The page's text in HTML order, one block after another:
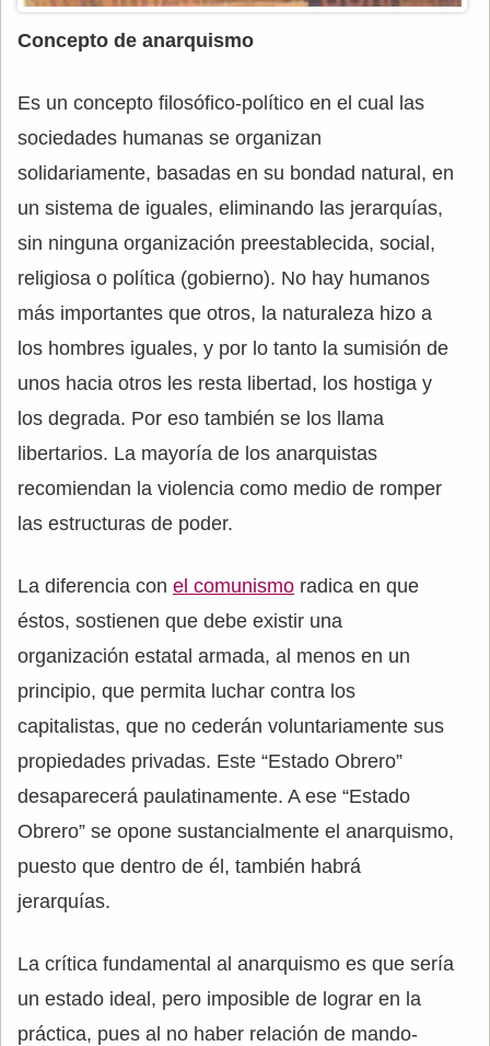
Concepto de anarquismo
Es un concepto filosófico-político en el cual las
sociedades humanas se organizan
solidariamente, basadas en su bondad natural, en
un sistema de iguales, eliminando las jerarquías,
sin ninguna organización preestablecida, social,
religiosa o política (gobierno). No hay humanos
más importantes que otros, la naturaleza hizo a
los hombres iguales, y por lo tanto la sumisión de
unos hacia otros les resta libertad, los hostiga y
los degrada. Por eso también se los llama
libertarios. La mayoría de los anarquistas
recomiendan la violencia como medio de romper
las estructuras de poder.
La diferencia con el comunismo radica en que
éstos, sostienen que debe existir una
organización estatal armada, al menos en un
principio, que permita luchar contra los
capitalistas, que no cederán voluntariamente sus
propiedades privadas. Este “Estado Obrero”
desaparecerá paulatinamente. A ese “Estado
Obrero” se opone sustancialmente el anarquismo,
puesto que dentro de él, también habrá
jerarquías.
La crítica fundamental al anarquismo es que sería
un estado ideal, pero imposible de lograr en la
práctica, pues al no haber relación de mando-